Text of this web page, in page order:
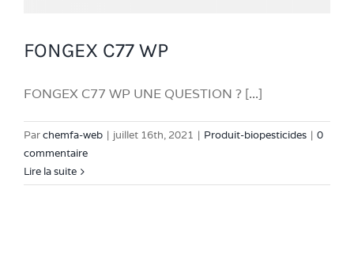
FONGEX C77 WP
FONGEX C77 WP UNE QUESTION ? [...]
Parchemfa-web | juillet 16th, 2021 | Produit-biopesticides | 0
commentaire
Lire la suite